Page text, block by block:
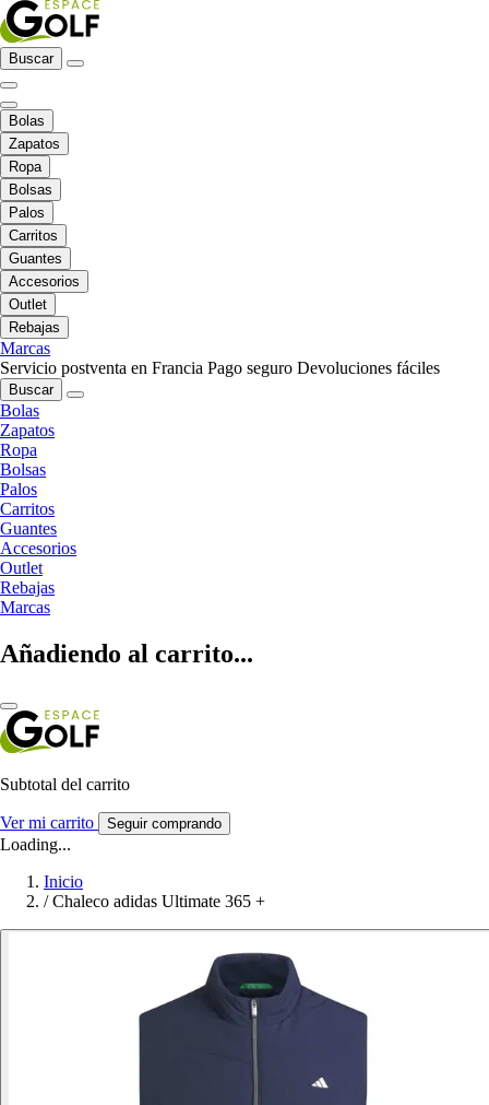
Buscar
Bolas
Zapatos
Ropa
Bolsas
Palos
Carritos
Guantes
Accesorios
Outlet
Rebajas
Marcas
Servicio postventa en Francia Pago seguro Devoluciones fáciles
Buscar
Bolas
Zapatos
Ropa
Bolsas
Palos
Carritos
Guantes
Accesorios
Outlet
Rebajas
Marcas
Añadiendo al carrito...
Subtotal del carrito
Ver mi carrito Seguir comprando
Loading...
Inicio
/ Chaleco adidas Ultimate 365 +